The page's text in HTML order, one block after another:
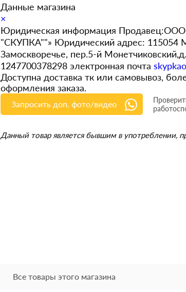
Данные магазина
×
Юридическая информация Продавец:ООО
"СКУПКА""» Юридический адрес: 115054
Замоскворечье, пер.5-й
1247700378298 электронная почта
Доступна доставка тк или самовывоз,
оформления заказа.
Запросить доп. фото/видео
Данный товар является бывшим в употреблении,
Все товары этого магазина